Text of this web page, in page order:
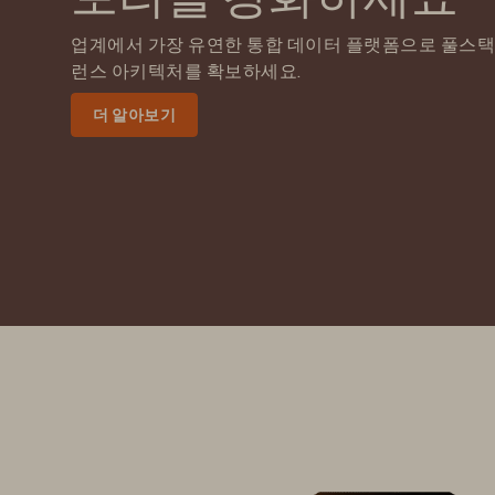
업계에서 가장 유연한 통합 데이터 플랫폼으로 풀스
런스 아키텍처를 확보하세요.
더 알아보기